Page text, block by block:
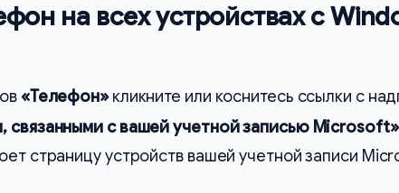
на всех устройствах с
«Телефон»кликните или коснитесь ссылки с
связанными с вашей учетной записью Microsoft»
страницу устройств вашей учетной записи